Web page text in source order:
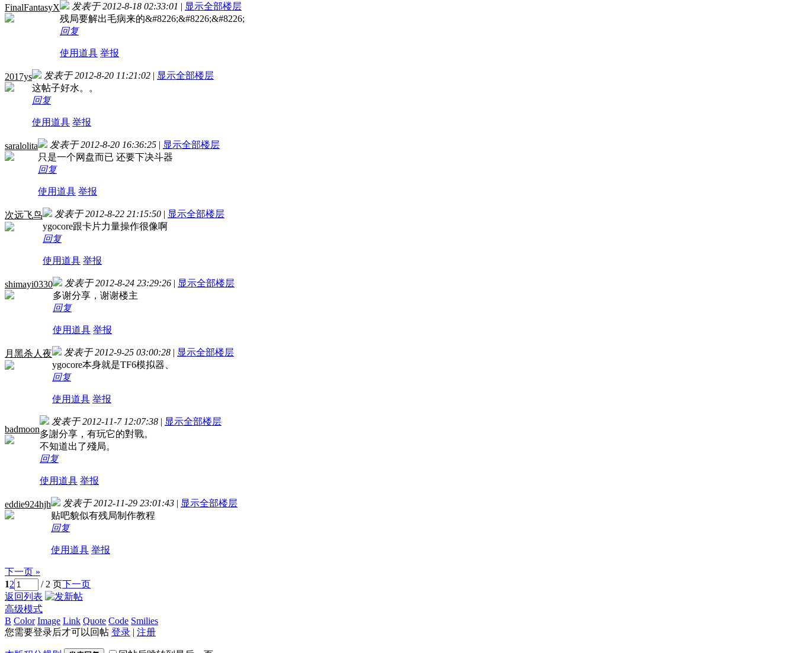
FinalFantasyX 发表于 2012-8-18 02:33:01 | 显示全部楼层
残局要解出毛病来的&#8226;&#8226;&#8226;
回复
使用道具 举报
2017ys 发表于 2012-8-20 11:21:02 | 显示全部楼层
这帖子好水。。
回复
使用道具 举报
saralolita 发表于 2012-8-20 16:36:25 | 显示全部楼层
只是一个网盘而已 还要下决斗器
回复
使用道具 举报
次远飞鸟 发表于 2012-8-22 21:15:50 | 显示全部楼层
ygocore跟卡片力量操作很像啊
回复
使用道具 举报
shimayi0330 发表于 2012-8-24 23:29:26 | 显示全部楼层
多谢分享，谢谢楼主
回复
使用道具 举报
月黑杀人夜 发表于 2012-9-25 03:00:28 | 显示全部楼层
ygocore本身就是TF6模拟器、
回复
使用道具 举报
badmoon
发表于 2012-11-7 12:07:38 | 显示全部楼层
多謝分享，有玩它的對戰。
不知道出了殘局。
回复
使用道具 举报
eddie924hjh 发表于 2012-11-29 23:01:43 | 显示全部楼层
贴吧貌似有残局制作教程
回复
使用道具 举报
下一页 »
12 / 2 页下一页
返回列表
高级模式
B Color Image Link Quote Code Smilies
您需要登录后才可以回帖 登录 | 注册